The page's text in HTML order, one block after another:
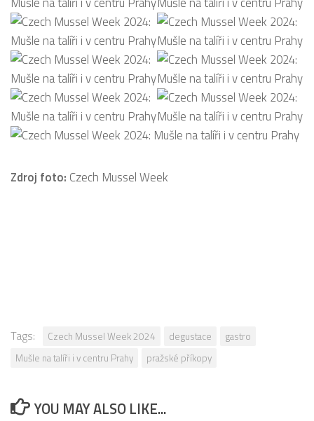
Zdroj foto: Czech Mussel Week
Tags: Czech Mussel Week 2024 degustace
gastro
Mušle na talíři i v centru Prahy
pražské příkopy
YOU MAY ALSO LIKE...